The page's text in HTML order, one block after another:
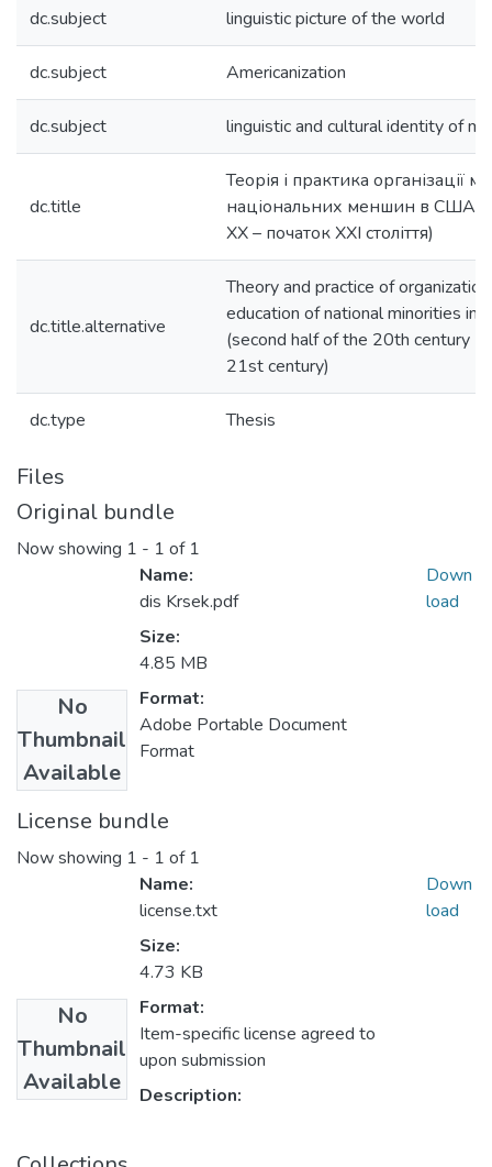
dc.subject linguistic picture of the world
dc.subject Americanization
dc.subject linguistic and cultural identity of
dc.title
Теорія і практика організації
національних меншин в США
ХХ – початок ХХІ століття)
dc.title.alternative
Theory and practice of
education of national minorities in
(second half of the 20th century -
21st century)
dc.type Thesis
Files
Original bundle
Now showing 1 - 1 of 1
No
Thumbnail
Available
Name:
dis Krsek.pdf
Size:
4.85 MB
Format:
Adobe Portable Document
Format
Down
load
License bundle
Now showing 1 - 1 of 1
No
Thumbnail
Available
Name:
license.txt
Size:
4.73 KB
Format:
Item-specific license agreed to
upon submission
Description:
Down
load